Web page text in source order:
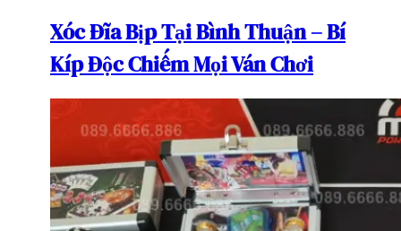
Xóc Đĩa Bịp Tại Bình Thuận – Bí
Kíp Độc Chiếm Mọi Ván Chơi